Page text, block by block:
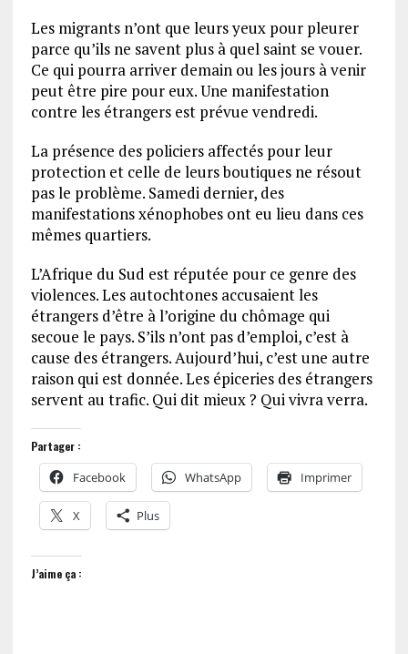
Les migrants n’ont que leurs yeux pour pleurer
parce qu’ils ne savent plus à quel saint se vouer.
Ce qui pourra arriver demain ou les jours à venir
peut être pire pour eux. Une manifestation
contre les étrangers est prévue vendredi.
La présence des policiers affectés pour leur
protection et celle de leurs boutiques ne résout
pas le problème. Samedi dernier, des
manifestations xénophobes ont eu lieu dans ces
mêmes quartiers.
L’Afrique du Sud est réputée pour ce genre des
violences. Les autochtones accusaient les
étrangers d’être à l’origine du chômage qui
secoue le pays. S’ils n’ont pas d’emploi, c’est à
cause des étrangers. Aujourd’hui, c’est une autre
raison qui est donnée. Les épiceries des étrangers
servent au trafic. Qui dit mieux ? Qui vivra verra.
Partager :
Facebook WhatsApp Imprimer
X Plus
J’aime ça :